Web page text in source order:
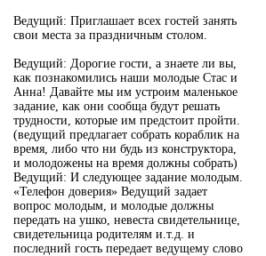
Ведущий: Приглашает всех гостей занять
свои места за праздничным столом.
Ведущий: Дорогие гости, а знаете ли вы,
как познакомились наши молодые Стас и
Анна! Давайте мы им устроим маленькое
задание, как они сообща будут решать
трудности, которые им предстоит пройти.
(ведущий предлагает собрать кораблик на
время, либо что ни будь из конструктора,
и молодожены на время должны собрать)
Ведущий: И следующее задание молодым.
«Телефон доверия» Ведущий задает
вопрос молодым, и молодые должны
передать на ушко, невеста свидетельнице,
свидетельница родителям и.т.д. и
последний гость передает ведущему слово